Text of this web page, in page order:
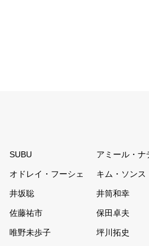
SUBU アミール・ナ
オドレイ・フーシェ キム・ソンス
井坂聡 井筒和幸
佐藤祐市 保田卓夫
唯野未歩子 坪川拓史